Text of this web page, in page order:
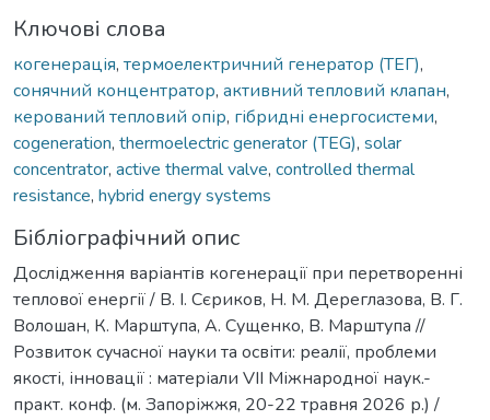
Ключові слова
когенерація, термоелектричний генератор (ТЕГ),
сонячний концентратор, активний тепловий клапан,
керований тепловий опір, гібридні енергосистеми,
cogeneration, thermoelectric generator (TEG), solar
concentrator, active thermal valve, controlled thermal
resistance, hybrid energy systems
Бібліографічний опис
Дослідження варіантів когенерації при перетворенні
теплової енергії / В. І. Сєриков, Н. М. Дереглазова, В. Г.
Волошан, К. Марштупа, А. Сущенко, В. Марштупа //
Розвиток сучасної науки та освіти: реалії, проблеми
якості, інновації : матеріали VІІ Міжнародної наук.-
практ. конф. (м. Запоріжжя, 20-22 травня 2026 р.) /